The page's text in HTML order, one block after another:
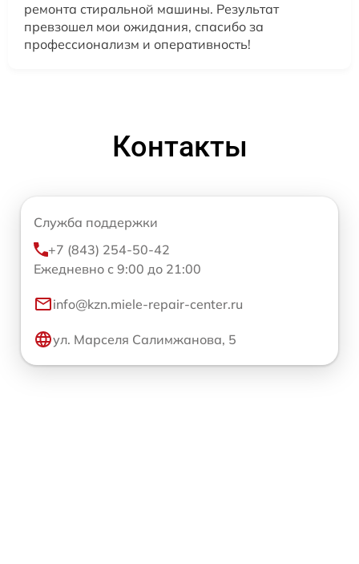
ремонта стиральной машины. Результат
превзошел мои ожидания, спасибо за
профессионализм и оперативность!
Контакты
Служба поддержки
+7 (843) 254-50-42
Ежедневно с 9:00 до 21:00
info@kzn.miele-repair-center.ru
ул. Марселя Салимжанова, 5